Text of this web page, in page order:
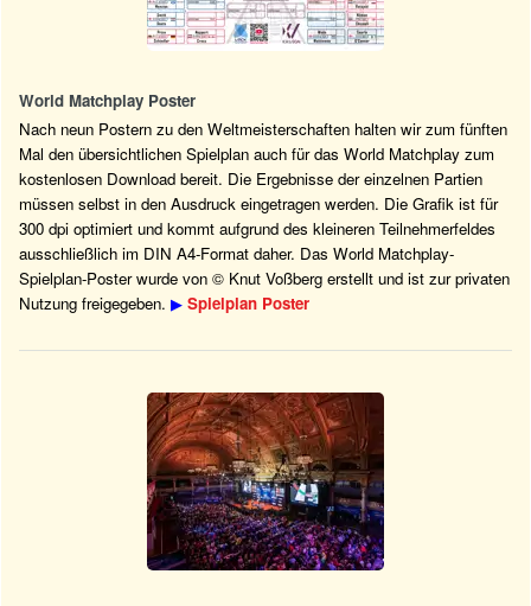
World Matchplay Poster
Nach neun Postern zu den Weltmeisterschaften halten wir zum fünften
Mal den übersichtlichen Spielplan auch für das World Matchplay zum
kostenlosen Download bereit. Die Ergebnisse der einzelnen Partien
müssen selbst in den Ausdruck eingetragen werden. Die Grafik ist für
300 dpi optimiert und kommt aufgrund des kleineren Teilnehmerfeldes
ausschließlich im DIN A4-Format daher. Das World Matchplay-
Spielplan-Poster wurde von © Knut Voßberg erstellt und ist zur privaten
Nutzung freigegeben. ▶ Spielplan Poster